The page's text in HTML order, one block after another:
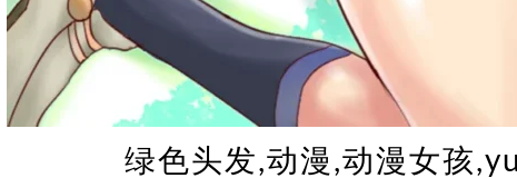
绿色头发,动漫,动漫女孩